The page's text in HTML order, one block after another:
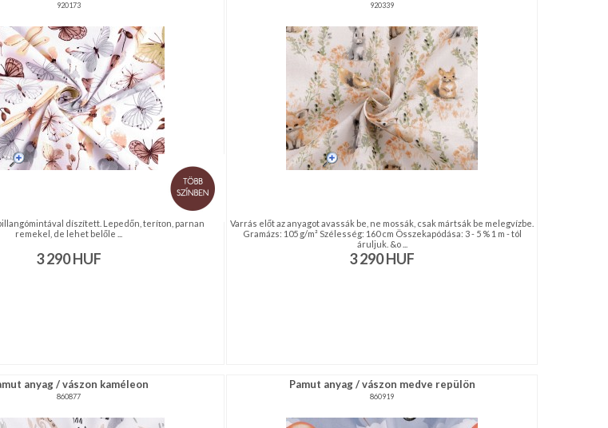
920173
díszített. Lepedőn, terítőn, párnán
remekel, de lehet belőle ...
3 290HUF
920339
Varrás előt az anyagot avassák be, ne mossák, csak mártsák be melegvízbe.
Gramázs: 105 g/m² Szélesség: 160 cm Összekapódása: 3 - 5 % 1 m - tól
áruljuk. &o ...
3 290HUF
anyag / vászon kaméleon
860877
Pamut anyag / vászon medve repülön
860919